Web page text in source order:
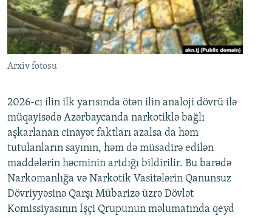
Arxiv fotosu
2026-cı ilin ilk yarısında ötən ilin analoji dövrü ilə
müqayisədə Azərbaycanda narkotiklə bağlı
aşkarlanan cinayət faktları azalsa da həm
tutulanların sayının, həm də müsadirə edilən
maddələrin həcminin artdığı bildirilir. Bu barədə
Narkomanlığa və Narkotik Vasitələrin Qanunsuz
Dövriyyəsinə Qarşı Mübarizə üzrə Dövlət
Komissiyasının İşçi Qrupunun məlumatında qeyd